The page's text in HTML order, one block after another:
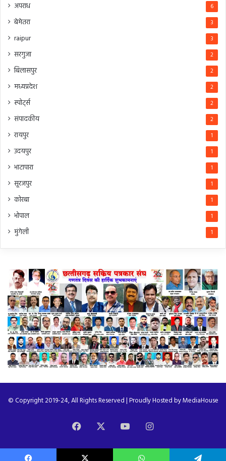
अपराध 6
बेमेतरा 3
raipur 3
सरगुजा 2
बिलासपुर 2
मध्यप्रदेश 2
स्पोर्ट्स 2
संपादकीय 2
रायपुर 1
उदयपुर 1
भाटापारा 1
सूरजपुर 1
कोरबा 1
भोपाल 1
मुंगेली 1
© Copyright 2019-24, All Rights Reserved | Proudly Hosted byMediaHouse
Facebook YouTubeInstagram